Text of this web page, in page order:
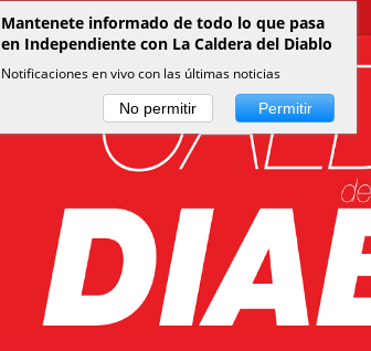
Mantenete informado de todo lo que pasa
en Independiente con La Caldera del Diablo
Notificaciones en vivo con las últimas noticias
No permitir Permitir